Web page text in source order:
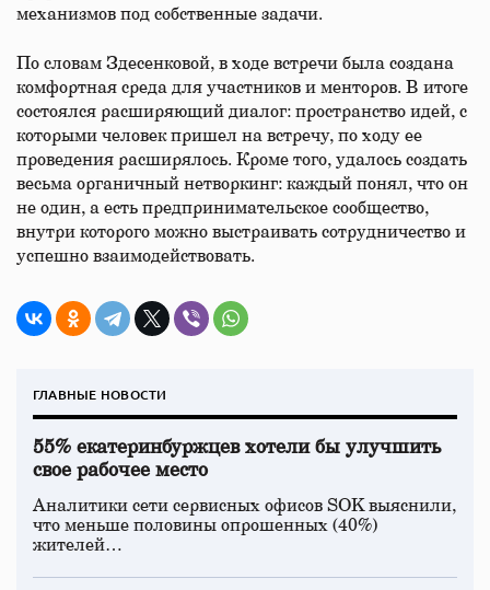
механизмов под собственные задачи.
По словам Здесенковой, в ходе встречи была создана
комфортная среда для участников и менторов. В итоге
состоялся расширяющий диалог: пространство идей, с
которыми человек пришел на встречу, по ходу ее
проведения расширялось. Кроме того, удалось создать
весьма органичный нетворкинг: каждый понял, что он
не один, а есть предпринимательское сообщество,
внутри которого можно выстраивать сотрудничество и
успешно взаимодействовать.
ГЛАВНЫЕ НОВОСТИ
55% екатеринбуржцев хотели бы улучшить
свое рабочее место
Аналитики сети сервисных офисов SOK выяснили,
что меньше половины опрошенных (40%)
жителей…